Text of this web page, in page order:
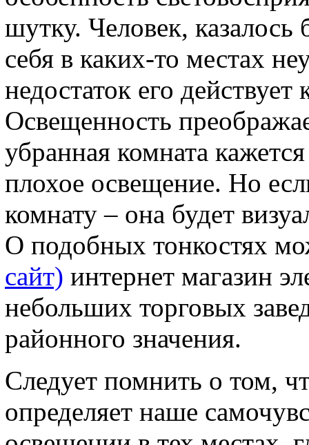
шутку. Человек,
себя в каких-то местах
недостаток его
Освещенность
убранная комната
плохое освещение. Но
комнату – она будет
О подобных тонкостях
сайт) интернет магазин
небольших торговых
районного значения.
Следует помнить о том,
определяет наше